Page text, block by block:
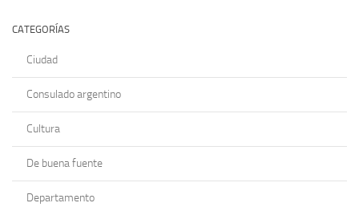
CATEGORÍAS
Ciudad
Consulado argentino
Cultura
De buena fuente
Departamento